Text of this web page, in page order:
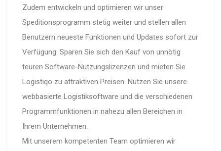
Zudem entwickeln und optimieren wir unser
Speditionsprogramm stetig weiter und stellen allen
Benutzern neueste Funktionen und Updates sofort zur
Verfügung. Sparen Sie sich den Kauf von unnötig
teuren Software-Nutzungslizenzen und mieten Sie
Logistiqo zu attraktiven Preisen. Nutzen Sie unsere
webbasierte Logistiksoftware und die verschiedenen
Programmfunktionen in nahezu allen Bereichen in
Ihrem Unternehmen.
Mit unserem kompetenten Team optimieren wir